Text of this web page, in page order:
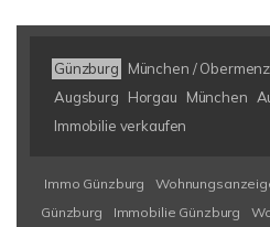
Günzburg München /
Augsburg
Horgau München
Immobilie verkaufen
Immo Günzburg
Günzburg
Immobilie Günzburg